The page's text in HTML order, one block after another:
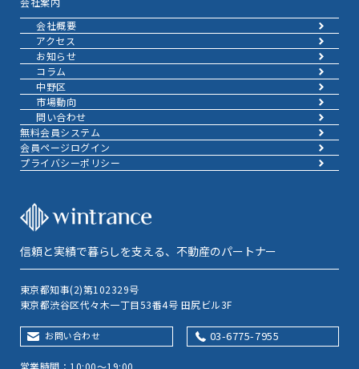
会社概要
アクセス
お知らせ
コラム
中野区
市場動向
問い合わせ
無料会員システム
会員ページログイン
プライバシーポリシー
信頼と実績で暮らしを支える、不動産のパートナー
東京都知事(2)第102329号
東京都渋谷区代々木一丁目53番4号 田尻ビル3F
お問い合わせ 03-6775-7955